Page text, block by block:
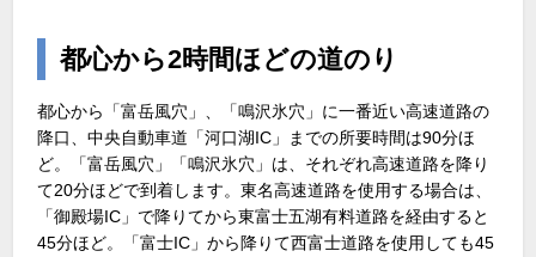
都心から2時間ほどの道のり
都心から「富岳風穴」、「鳴沢氷穴」に一番近い高速道路の
降口、中央自動車道「河口湖IC」までの所要時間は90分ほ
ど。「富岳風穴」「鳴沢氷穴」は、それぞれ高速道路を降り
て20分ほどで到着します。東名高速道路を使用する場合は、
「御殿場IC」で降りてから東富士五湖有料道路を経由すると
45分ほど。「富士IC」から降りて西富士道路を使用しても45